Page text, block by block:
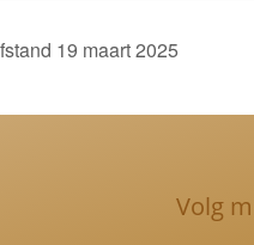
19 maart 2025
Volg